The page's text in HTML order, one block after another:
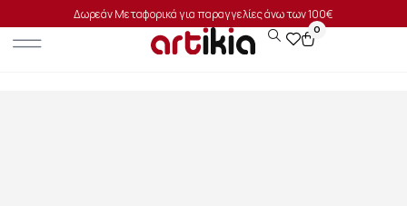
Δωρεάν Μεταφορικά για παραγγελίες άνω των 100€
0